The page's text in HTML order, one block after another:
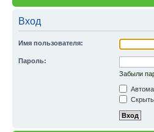
Вход
Имя пользователя:
Пароль:
Забыли